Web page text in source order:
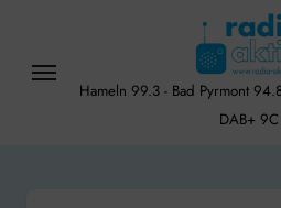
content
Hameln 99.3 - Bad Pyrmont
DAB+ 9C